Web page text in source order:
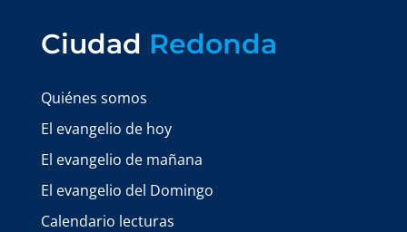
Ciudad Redonda
Quiénes somos
El evangelio de hoy
El evangelio de mañana
El evangelio del Domingo
Calendario lecturas